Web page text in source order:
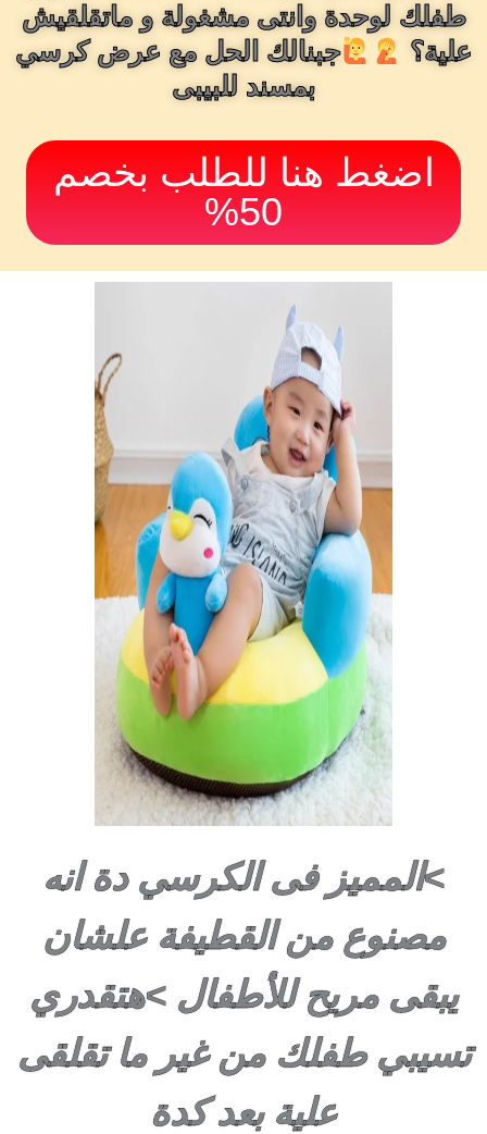
طفلك لوحدة وانتى مشغولة و ماتقلقيش
علية؟
جبنالك الحل مع عرض كرسي
بمسند للبيبى
اضغط هنا للطلب بخصم
50%
>المميز فى الكرسي دة انه
مصنوع من القطيفة علشان
يبقى مريح للأطفال >هتقدري
تسيبي طفلك من غير ما تقلقى
علية بعد كدة